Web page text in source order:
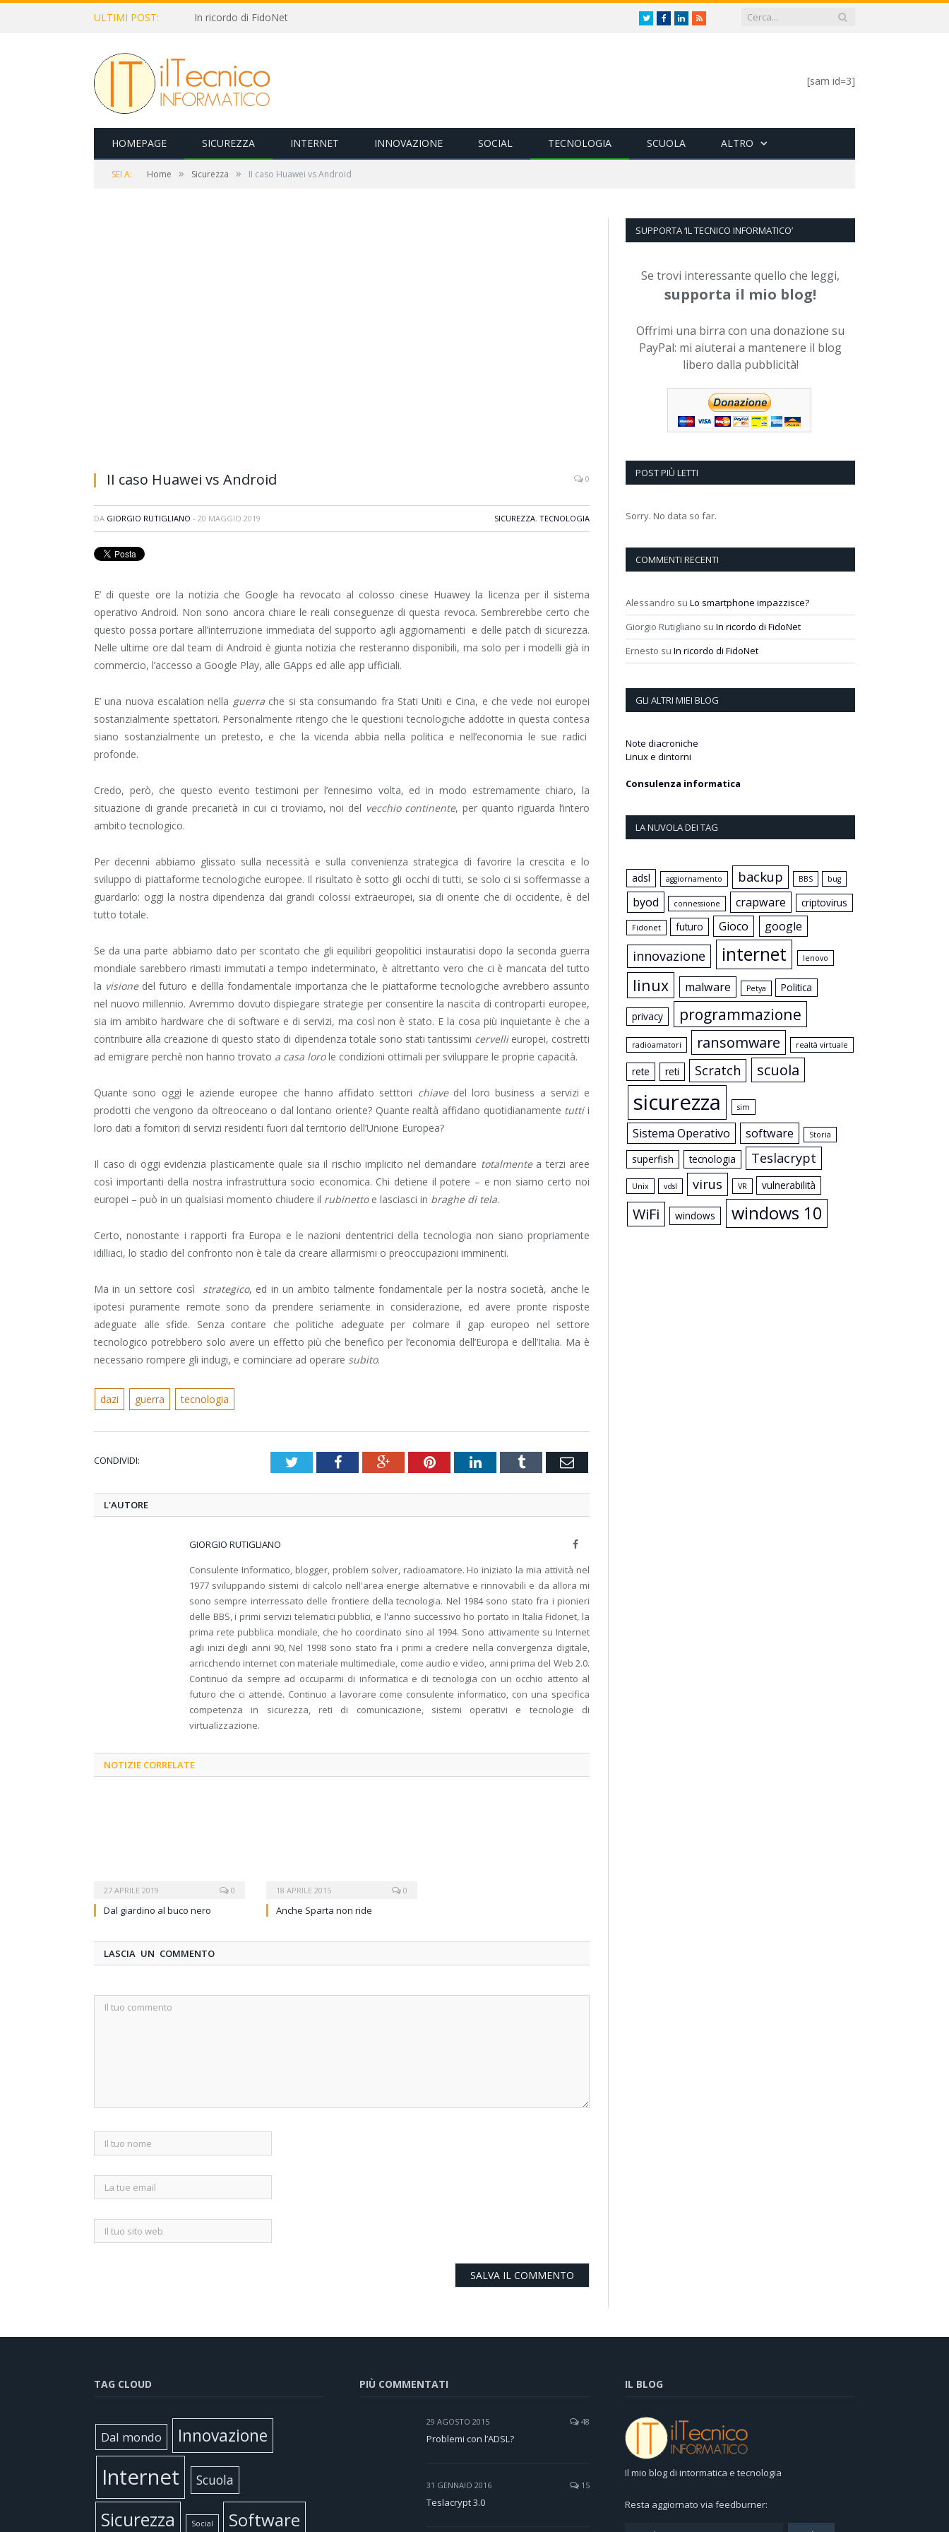
ULTIMI POST: In ricordo di FidoNet TwitterFacebookLinkedIn
RSS
[sam id=3]
HOMEPAGE SICUREZZA INTERNET INNOVAZIONE SOCIAL TECNOLOGIA SCUOLA ALTRO
SEI A: Home » Sicurezza » II caso Huawei vs Android
II caso Huawei vs Android 0
DA GIORGIO RUTIGLIANO - 20 MAGGIO 2019 SICUREZZA, TECNOLOGIA
E’ di queste ore la notizia che Google ha revocato al colosso cinese Huawey la licenza per il sistema
operativo Android. Non sono ancora chiare le reali conseguenze di questa revoca. Sembrerebbe certo che
questo possa portare all’interruzione immediata del supporto agli aggiornamenti e delle patch di sicurezza.
Nelle ultime ore dal team di Android è giunta notizia che resteranno disponibili, ma solo per i modelli già in
commercio, l’accesso a Google Play, alle GApps ed alle app ufficiali.
E’ una nuova escalation nella guerrache si sta consumando fra Stati Uniti e Cina, e che vede noi europei
sostanzialmente spettatori. Personalmente ritengo che le questioni tecnologiche addotte in questa contesa
siano sostanzialmente un pretesto, e che la vicenda abbia nella politica e nell’economia le sue radici
profonde.
Credo, però, che questo evento testimoni per l’ennesimo volta, ed in modo estremamente chiaro, la
situazione di grande precarietà in cui ci troviamo, noi del vecchio continente, per quanto riguarda l’intero
ambito tecnologico.
Per decenni abbiamo glissato sulla necessità e sulla convenienza strategica di favorire la crescita e lo
sviluppo di piattaforme tecnologiche europee. Il risultato è sotto gli occhi di tutti, se solo ci si soffermasse a
guardarlo: oggi la nostra dipendenza dai grandi colossi extraeuropei, sia di oriente che di occidente, è del
tutto totale.
Se da una parte abbiamo dato per scontato che gli equilibri geopolitici instauratisi dopo la seconda guerra
mondiale sarebbero rimasti immutati a tempo indeterminato, è altrettanto vero che ci è mancata del tutto
la visionedel futuro e dellla fondamentale importanza che le piattaforme tecnologiche avrebbero assunto
nel nuovo millennio. Avremmo dovuto dispiegare strategie per consentire la nascita di controparti europee,
sia im ambito hardware che di software e di servizi, ma così non è stato. E la cosa più inquietante è che a
contribuire alla creazione di questo stato di dipendenza totale sono stati tantissimi cervellieuropei, costretti
ad emigrare perchè non hanno trovato a casa lorole condizioni ottimali per sviluppare le proprie capacità.
Quante sono oggi le aziende europee che hanno affidato setttori chiavedel loro business a servizi e
prodotti che vengono da oltreoceano o dal lontano oriente? Quante realtà affidano quotidianamente tuttii
loro dati a fornitori di servizi residenti fuori dal territorio dell’Unione Europea?
Il caso di oggi evidenzia plasticamente quale sia il rischio implicito nel demandare totalmentea terzi aree
così importanti della nostra infrastruttura socio economica. Chi detiene il potere – e non siamo certo noi
europei – può in un qualsiasi momento chiudere il rubinettoe lasciasci in braghe di tela.
Certo, nonostante i rapporti fra Europa e le nazioni dententrici della tecnologia non siano propriamente
idilliaci, lo stadio del confronto non è tale da creare allarmismi o preoccupazioni imminenti.
Ma in un settore così strategico, ed in un ambito talmente fondamentale per la nostra società, anche le
ipotesi puramente remote sono da prendere seriamente in considerazione, ed avere pronte risposte
adeguate alle sfide. Senza contare che politiche adeguate per colmare il gap europeo nel settore
tecnologico potrebbero solo avere un effetto più che benefico per l’economia dell’Europa e dell’Italia. Ma è
necessario rompere gli indugi, e cominciare ad operare subito.
dazi guerra tecnologia
CONDIVIDI: TwitterFacebookGoogle+PinterestLinkedInTumblr Email
L'AUTORE
GIORGIO RUTIGLIANO Facebook
Consulente Informatico, blogger, problem solver, radioamatore. Ho iniziato la mia attività nel
1977 sviluppando sistemi di calcolo nell'area energie alternative e rinnovabili e da allora mi
sono sempre interressato delle frontiere della tecnologia. Nel 1984 sono stato fra i pionieri
delle BBS, i primi servizi telematici pubblici, e l'anno successivo ho portato in Italia Fidonet, la
prima rete pubblica mondiale, che ho coordinato sino al 1994. Sono attivamente su Internet
agli inizi degli anni 90, Nel 1998 sono stato fra i primi a credere nella convergenza digitale,
arricchendo internet con materiale multimediale, come audio e video, anni prima del Web 2.0.
Continuo da sempre ad occuparmi di informatica e di tecnologia con un occhio attento al
futuro che ci attende. Continuo a lavorare come consulente informatico, con una specifica
competenza in sicurezza, reti di comunicazione, sistemi operativi e tecnologie di
virtualizzazione.
NOTIZIE CORRELATE
27 APRILE 2019 0
Dal giardino al buco nero
18 APRILE 2015 0
Anche Sparta non ride
LASCIA UN COMMENTO
SUPPORTA ‘IL TECNICO INFORMATICO’
Se trovi interessante quello che leggi,
supporta il mio blog!
Offrimi una birra con una donazione su
PayPal: mi aiuterai a mantenere il blog
libero dalla pubblicità!
POST PIÙ LETTI
Sorry. No data so far.
COMMENTI RECENTI
Alessandro su Lo smartphone impazzisce?
Giorgio Rutigliano su In ricordo di FidoNet
Ernesto su In ricordo di FidoNet
GLI ALTRI MIEI BLOG
Note diacroniche
Linux e dintorni
Consulenza informatica
LA NUVOLA DEI TAG
adsl aggiornamento backup BBS bug
byod connessione crapware criptovirus
Fidonet futuro Gioco google
innovazione internet lenovo
linux malware Petya Politica
privacy programmazione
radioamatori ransomware realtà virtuale
rete reti Scratch scuola
sicurezza sim
Sistema Operativo software Storia
superfish tecnologia Teslacrypt
Unix vdsl virus VR vulnerabilità
WiFi windows windows 10
TAG CLOUD
Dal mondo Innovazione
Internet Scuola
Sicurezza Social Software
PIÙ COMMENTATI
29 AGOSTO 2015 48
Problemi con l’ADSL?
31 GENNAIO 2016 15
Teslacrypt 3.0
IL BLOG
Il mio blog di intormatica e tecnologia
Resta aggiornato via feedburner: